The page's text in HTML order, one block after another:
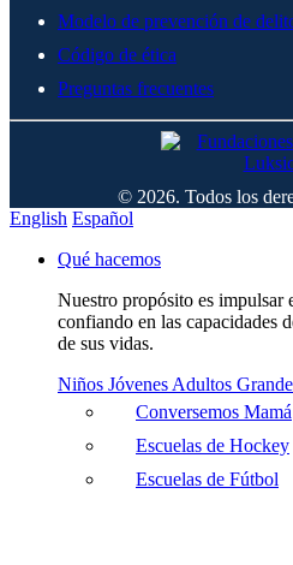
Modelo de prevención de
Código de ética
Preguntas frecuentes
© 2026. Todos los
English Español
Qué hacemos
Nuestro propósito es impulsar
confiando en las capacidades
de sus vidas.
Niños Jóvenes Adultos
Conversemos Mamá
Escuelas de Hockey
Escuelas de Fútbol